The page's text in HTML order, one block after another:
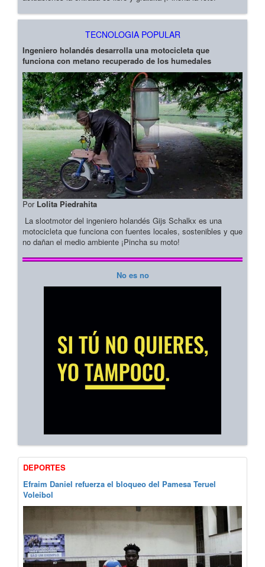
TECNOLOGIA POPULAR
Ingeniero holandés desarrolla una motocicleta que
funciona con metano recuperado de los humedales
Por Lolita Piedrahita
La slootmotor del ingeniero holandés Gijs Schalkx es una
motocicleta que funciona con fuentes locales, sostenibles y que
no dañan el medio ambiente ¡Pincha su moto!
No es no
DEPORTES
Efraim Daniel refuerza el bloqueo del Pamesa Teruel
Voleibol